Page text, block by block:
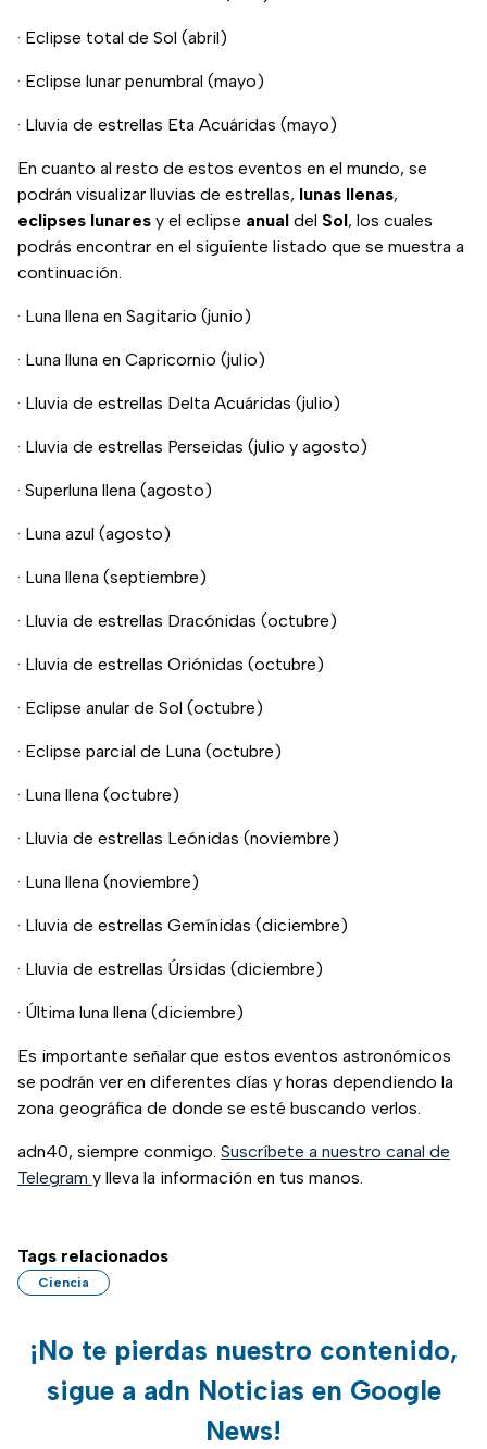
· Eclipse total de Sol (abril)
· Eclipse lunar penumbral (mayo)
· Lluvia de estrellas Eta Acuáridas (mayo)
En cuanto al resto de estos eventos en el mundo, se
podrán visualizar lluvias de estrellas, lunas llenas,
eclipses lunares y el eclipse anual del Sol, los cuales
podrás encontrar en el siguiente listado que se muestra a
continuación.
· Luna llena en Sagitario (junio)
· Luna lluna en Capricornio (julio)
· Lluvia de estrellas Delta Acuáridas (julio)
· Lluvia de estrellas Perseidas (julio y agosto)
· Superluna llena (agosto)
· Luna azul (agosto)
· Luna llena (septiembre)
· Lluvia de estrellas Dracónidas (octubre)
· Lluvia de estrellas Oriónidas (octubre)
· Eclipse anular de Sol (octubre)
· Eclipse parcial de Luna (octubre)
· Luna llena (octubre)
· Lluvia de estrellas Leónidas (noviembre)
· Luna llena (noviembre)
· Lluvia de estrellas Gemínidas (diciembre)
· Lluvia de estrellas Úrsidas (diciembre)
· Última luna llena (diciembre)
Es importante señalar que estos eventos astronómicos
se podrán ver en diferentes días y horas dependiendo la
zona geográfica de donde se esté buscando verlos.
adn40, siempre conmigo. Suscríbete a nuestro canal de
Telegram y lleva la información en tus manos.
Tags relacionados
Ciencia
¡No te pierdas nuestro contenido,
sigue a adn Noticias en Google
News!